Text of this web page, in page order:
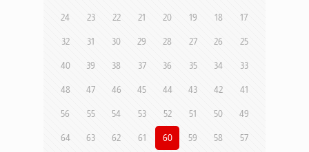
17
18
19
20
21
22
23
24
25
26
27
28
29
30
31
32
33
34
35
36
37
38
39
40
41
42
43
44
45
46
47
48
49
50
51
52
53
54
55
56
57
58
59
60
61
62
63
64